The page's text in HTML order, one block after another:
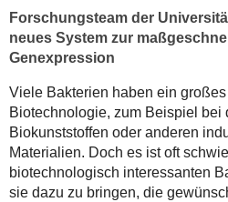
Forschungsteam der
neues System zur
Genexpression
Viele Bakterien haben ein
Biotechnologie, zum Beispiel bei
Biokunststoffen oder anderen
Materialien. Doch es ist oft
biotechnologisch interessanten
sie dazu zu bringen, die